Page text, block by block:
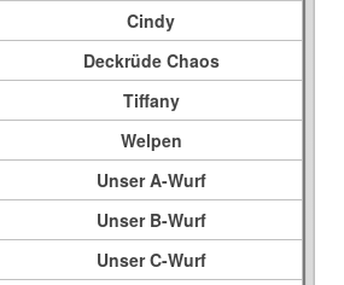
Cindy
Deckrüde Chaos
Tiffany
Welpen
Unser A-Wurf
Unser B-Wurf
Unser C-Wurf